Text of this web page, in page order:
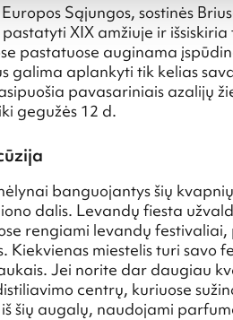
Sąjungos, sostinės
XIX amžiuje ir
pastatuose auginama
galima aplankyti tik kelias
pavasariniais azalijų
gegužės 12 d.
banguojantys šių
dalis. Levandų fiesta
rengiami levandų
miestelis turi savo
Jei norite dar daugiau
centrų, kuriuose
šių augalų, naudojami